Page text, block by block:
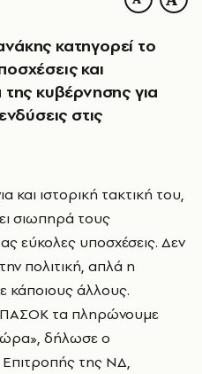
κατηγορεί το
και
της κυβέρνησης για
στις
και ιστορική τακτική του,
σιωπηρά τους
εύκολες υποσχέσεις. Δεν
πολιτική, απλά η
κάποιους άλλους.
τα πληρώνουμε
δήλωσε ο
Επιτροπής της ΝΔ,